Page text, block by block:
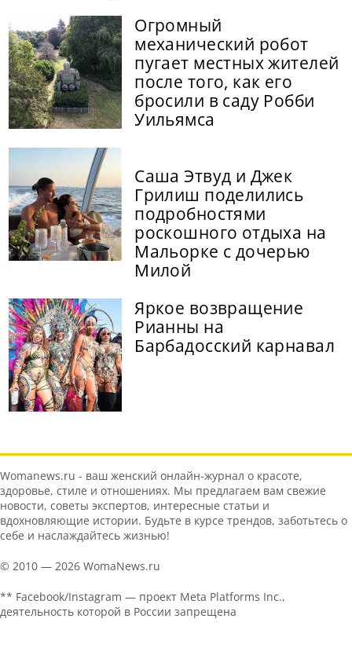
Огромный
механический робот
пугает местных жителей
после того, как его
бросили в саду Робби
Уильямса
Саша Этвуд и Джек
Грилиш поделились
подробностями
роскошного отдыха на
Мальорке с дочерью
Милой
Яркое возвращение
Рианны на
Барбадосский карнавал
Womanews.ru - ваш женский онлайн-журнал о красоте,
здоровье, стиле и отношениях. Мы предлагаем вам свежие
новости, советы экспертов, интересные статьи и
вдохновляющие истории. Будьте в курсе трендов, заботьтесь о
себе и наслаждайтесь жизнью!
© 2010 — 2026 WomaNews.ru
** Facebook/Instagram — проект Meta Platforms Inc.,
деятельность которой в России запрещена